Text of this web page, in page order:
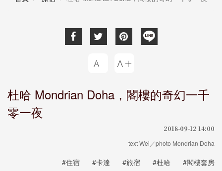
杜哈 Mondrian Doha，閣樓的奇幻一千
零一夜
2018-09-12 14:00
text Wei／photo Mondrian Doha
#住宿 #卡達 #旅宿 #杜哈 #閣樓套房